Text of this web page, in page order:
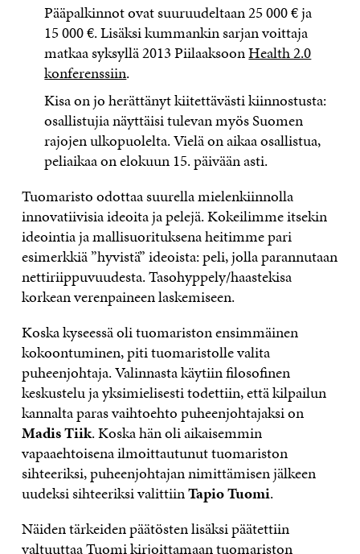
Pääpalkinnot ovat suuruudeltaan 25 000 € ja
15 000 €. Lisäksi kummankin sarjan voittaja
matkaa syksyllä 2013 PiilaaksoonHealth 2.0
konferenssiin.
Kisa on jo herättänyt kiitettävästi kiinnostusta:
osallistujia näyttäisi tulevan myös Suomen
rajojen ulkopuolelta. Vielä on aikaa osallistua,
peliaikaa on elokuun 15. päivään asti.
Tuomaristo odottaa suurella mielenkiinnolla
innovatiivisia ideoita ja pelejä. Kokeilimme itsekin
ideointia ja mallisuorituksena heitimme pari
esimerkkiä ”hyvistä” ideoista: peli, jolla parannutaan
nettiriippuvuudesta. Tasohyppely/haastekisa
korkean verenpaineen laskemiseen.
Koska kyseessä oli tuomariston ensimmäinen
kokoontuminen, piti tuomaristolle valita
puheenjohtaja. Valinnasta käytiin filosofinen
keskustelu ja yksimielisesti todettiin, että kilpailun
kannalta paras vaihtoehto puheenjohtajaksi on
Madis Tiik. Koska hän oli aikaisemmin
vapaaehtoisena ilmoittautunut tuomariston
sihteeriksi, puheenjohtajan nimittämisen jälkeen
uudeksi sihteeriksi valittiinTapio Tuomi.
Näiden tärkeiden päätösten lisäksi päätettiin
valtuuttaa Tuomi kirjoittamaan tuomariston